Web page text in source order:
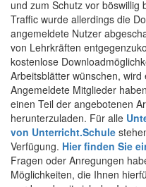
und zum Schutz vor böswillig
Traffic wurde allerdings die
angemeldete Nutzer
von Lehrkräften
kostenlose
Arbeitsblätter wünschen, wird
Angemeldete Mitglieder
einen Teil der angebotenen
herunterzuladen. Für alle
von Unterricht.Schule
Verfügung. Hier finden Sie
Fragen oder Anregungen
Möglichkeiten, die Ihnen